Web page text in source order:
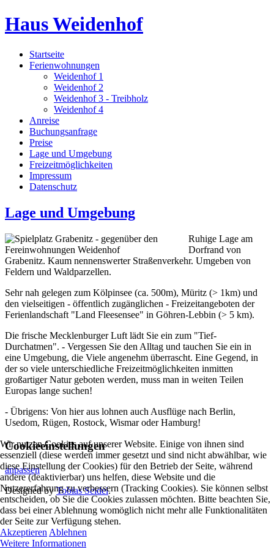
Haus Weidenhof
Startseite
Ferienwohnungen
Weidenhof 1
Weidenhof 2
Weidenhof 3 - Treibholz
Weidenhof 4
Anreise
Buchungsanfrage
Preise
Lage und Umgebung
Freizeitmöglichkeiten
Impressum
Datenschutz
Lage und Umgebung
Ruhige Lage am
Dorfrand von
Grabenitz. Kaum nennenswerter Straßenverkehr. Umgeben von
Feldern und Waldparzellen.
Sehr nah gelegen zum Kölpinsee (ca. 500m), Müritz (> 1km) und
den vielseitigen - öffentlich zugänglichen - Freizeitangeboten der
Ferienlandschaft "Land Fleesensee" in Göhren-Lebbin (> 5 km).
Die frische Mecklenburger Luft lädt Sie ein zum "Tief-
Durchatmen". - Vergessen Sie den Alltag und tauchen Sie ein in
eine Umgebung, die Viele angenehm überrascht. Eine Gegend, in
der so viele unterschiedliche Freizeitmöglichkeiten inmitten
großartiger Natur geboten werden, muss man in weiten Teilen
Europas lange suchen!
- Übrigens: Von hier aus lohnen auch Ausflüge nach Berlin,
Usedom, Rügen, Rostock, Wismar oder Hamburg!
Cookieeinstellungen
anpassen
Designed byTobias Seidel.
Wir nutzen Cookies auf unserer Website. Einige von ihnen sind
essenziell (diese werden immer gesetzt und sind nicht abwählbar, wie
diese Einstellung der Cookies) für den Betrieb der Seite, während
andere (deaktivierbar) uns helfen, diese Website und die
Nutzererfahrung zu verbessern (Tracking Cookies). Sie können selbst
entscheiden, ob Sie die Cookies zulassen möchten. Bitte beachten Sie,
dass bei einer Ablehnung womöglich nicht mehr alle Funktionalitäten
der Seite zur Verfügung stehen.
Akzeptieren Ablehnen
Weitere Informationen